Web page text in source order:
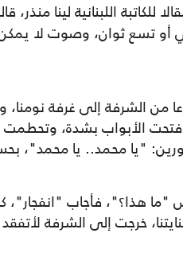
للكاتبة اللبنانية لينا
تسع ثوان، وصوت لا يمكن
الشرفة إلى غرفة نومنا،
الأبواب بشدة، وتحطمت
"يا محمد.. يا محمد"،
هذا؟"، فأجاب "انفجار"،
خرجت إلى الشرفة